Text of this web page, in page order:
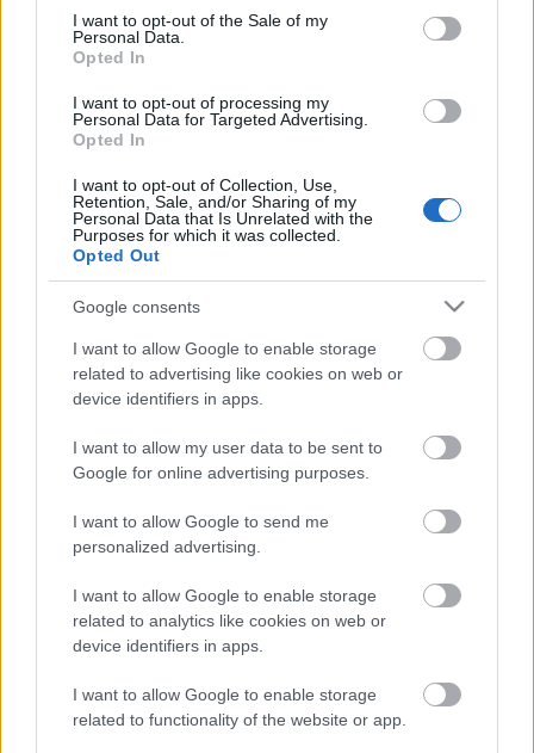
consent section.
I want to opt-out of the Sale of my
Personal Data.
Opted In
I want to opt-out of processing my
Personal Data for Targeted Advertising.
Opted In
I want to opt-out of Collection, Use,
Retention, Sale, and/or Sharing of my
Personal Data that Is Unrelated with the
Purposes for which it was collected.
Opted Out
Google consents
I want to allow Google to enable storage
related to advertising like cookies on web or
device identifiers in apps.
I want to allow my user data to be sent to
Google for online advertising purposes.
I want to allow Google to send me
personalized advertising.
I want to allow Google to enable storage
related to analytics like cookies on web or
device identifiers in apps.
I want to allow Google to enable storage
related to functionality of the website or app.
Egy osztrák hotel és étterem, ahol úgy reggeliznek,
mint egy Kaiser. Megmutatom milyen! [Big Fat BBQ
Vacsora lesz!] Ausztriában eleve borzasztóan jó
reggelikkel lehet találkozni a kulturált
szálláshelyeken, a…
Művészet-e A grill művészete?
világevő•2015. augusztus 12.
Nagyon látványos szakácskönyv jelent meg,
ráadásul egyszerre három nyelven is. Ezúttal nem
egy szakács/celeb kedvenc receptjei, hanem egy
téma, a grillezés köré csoportosul minden a